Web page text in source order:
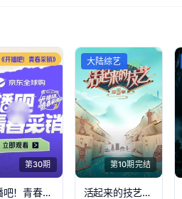
第30期
开播吧！青春采销第2季
大陆综艺
第10期完结
活起来的技艺第5季